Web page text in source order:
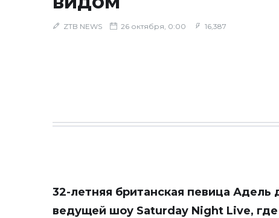
ZTB NEWS 26 октября, 0:00 16,387
32-летняя британская певица Адель
ведущей шоу Saturday Night Live,